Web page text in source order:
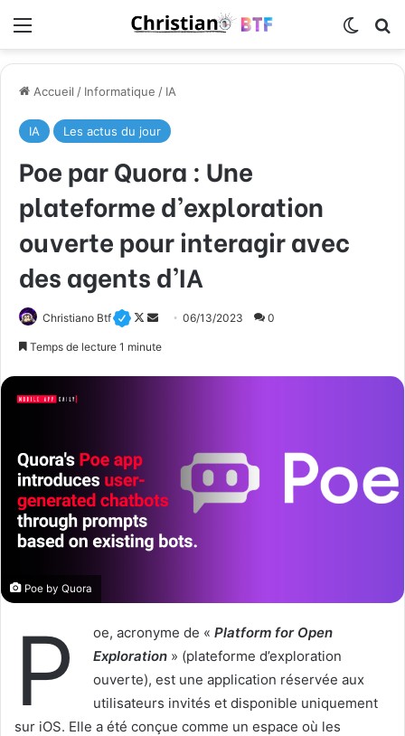
Accueil / Informatique / IA
IA Les actus du jour
Poe par Quora : Une
plateforme d’exploration
ouverte pour interagir avec
des agents d’IA
Christiano Btf
F
o
r
l
06/13/2023 0
Temps de lecture 1 minute
Poe by Quora
P oe, acronyme de « Platform for Open
Exploration » (plateforme d’exploration
ouverte), est une application réservée aux
utilisateurs invités et disponible uniquement
sur iOS. Elle a été conçue comme un espace où les